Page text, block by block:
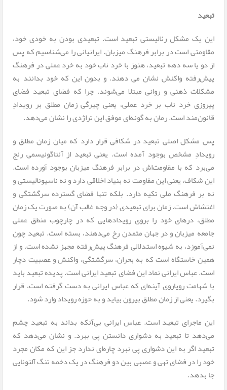
تبعید
این یک مشکل رئالیستی تبعید است. تبعیدی بودن به خودی خود،
مقاومتی است در برابر فرهنگ میزبان. ایرانیانی را می‌شناسیم که پس
از دو یا سه دهه تبعید، هنوز با خرد ناب خود به خرد عملی در فرهنگ
پیش‌رفته واکنش نشان می دهند. و بدون این که خود بدانند به
مشکلات ذهنی و روانی مبتلا می‌شوند. چرا که فضای تبعید فضای
پیروزی خرد ناب بر خرد عملی، یعنی چیرگی زمان مطلق بر رویدادِ
قانون‌مند است. رمان به گونه‌ای موفق این تراژدی را نشان می‌دهد.
پس مشکل اصلی تبعید در شکافی قرار دارد که میان زمان مطلق و
رویدادِ مشخص بوجود آمده است. یعنی تبعید از آنتاگونیسمی رنج
می‌برد که با مقاومت‌اش در برابر فرهنگ میزبان بوجود آورده است.
این شکاف، یعنی این مقاومت نه بنیاد اخلاقی دارد و نه ناسیونالیستی و
نه بر فرهنگ ملی تکیه دارد. بلکه تنها فضای گسترده سرگشتگی و
اغتشاش است. زمان برای تبعیدی (در وجه غالب آن) به صورت یک زمان
مطلق، درهای خود را بروی رویدادهایی که در چارچوب منطق عملی
جامعه میزبان و در جهان متمدن رخ می‌دهند، بسته است. تبعید چون
نمی‌آموزد، به شیوه‌ استدلالی فرهنگ پیش‌رفته مجهز نشده است. و از
همین خاستگاه است که به بحران، سرگشتگی، واکنش و عصبیت دچار
است. عباس ایرانی نماد این فضای تبعید ایرانی است. پدیده تبعید باید
با شهامت رویاروی آینه‌ای که عباس ایرانی به دست گرفته است، قرار
بگیرد. یعنی از زمان مطلق بیرون بیاید و به حوزه رویداد وارد شود.
این ماجرای تبعید است. عباس ایرانی بی‌آنکه بداند به تبعید چشم
می‌دهد تا تبعید به دشواری دانستن پی ببرد. و نشان می‌دهد که
تبعید اگر به این دشواری پی نبرد چاره‌ای ندارد جز این که مکان مجرد
خود را در فضای تهی و عصبی بین دو فرهنگ در یک دخمه تنگ آلتونایی
جا بدهد.